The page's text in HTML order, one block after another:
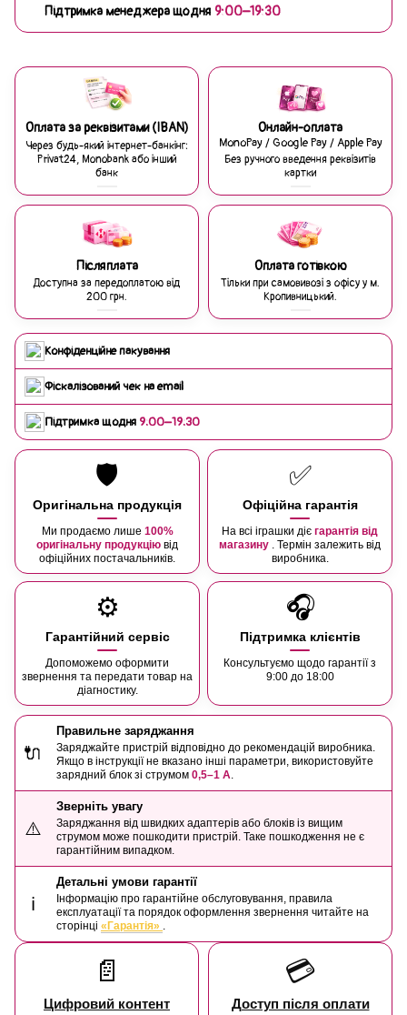
Підтримка менеджера щодня 9:00–19:30
Оплата за реквізитами (IBAN)
Через будь-який інтернет-банкінг:
Privat24, Monobank або інший
банк
Онлайн-оплата
MonoPay / Google Pay / Apple Pay
Без ручного введення реквізитів
картки
Післяплата
Доступна за передоплатою від
200 грн.
Оплата готівкою
Тільки при самовивозі з офісу у м.
Кропивницький.
Конфіденційне пакування
Фіскалізований чек на email
Підтримка щодня 9:00–19:30
🛡️
Оригінальна продукція
Ми продаємо лише 100%
оригінальну продукцію від
офіційних постачальників.
✅
Офіційна гарантія
На всі іграшки діє гарантія від
магазину . Термін залежить від
виробника.
⚙️
Гарантійний сервіс
Допоможемо оформити
звернення та передати товар на
діагностику.
🎧
Підтримка клієнтів
Консультуємо щодо гарантії з
9:00 до 18:00
🔌
Правильне заряджання
Заряджайте пристрій відповідно до рекомендацій виробника.
Якщо в інструкції не вказано інші параметри, використовуйте
зарядний блок зі струмом 0,5–1 А.
⚠️
Зверніть увагу
Заряджання від швидких адаптерів або блоків із вищим
струмом може пошкодити пристрій. Таке пошкодження не є
гарантійним випадком.
ℹ️
Детальні умови гарантії
Інформацію про гарантійне обслуговування, правила
експлуатації та порядок оформлення звернення читайте на
сторінці «Гарантія» .
📄
Цифровий контент
💳
Доступ після оплати